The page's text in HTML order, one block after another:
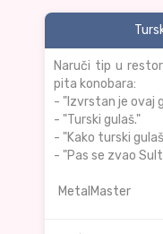
Naruči tip u
pita konobara:
- "Izvrstan je ovaj
- "Turski gulaš."
- "Kako turski
- "Pas se zvao
MetalMaster